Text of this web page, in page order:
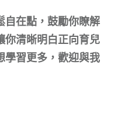
自在點，鼓勵你瞭解
你清晰明白正向育兒
學習更多，歡迎與我